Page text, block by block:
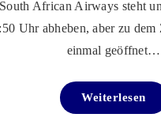
African Airways steht
Uhr abheben, aber zu
einmal geöffnet…
Weiterlesen